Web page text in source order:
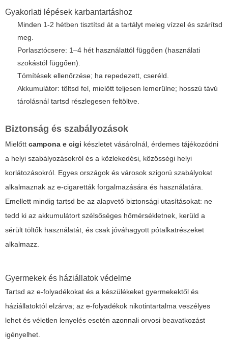
Gyakorlati lépések karbantartáshoz
Minden 1-2 hétben tisztítsd át a tartályt meleg vízzel és szárítsd
meg.
Porlasztócsere: 1–4 hét használattól függően (használati
szokástól függően).
Tömítések ellenőrzése; ha repedezett, cseréld.
Akkumulátor: töltsd fel, mielőtt teljesen lemerülne; hosszú távú
tárolásnál tartsd részlegesen feltöltve.
Biztonság és szabályozások
Mielőtt campona e cigi készletet vásárolnál, érdemes tájékozódni
a helyi szabályozásokról és a közlekedési, közösségi helyi
korlátozásokról. Egyes országok és városok szigorú szabályokat
alkalmaznak az e-cigaretták forgalmazására és használatára.
Emellett mindig tartsd be az alapvető biztonsági utasításokat: ne
tedd ki az akkumulátort szélsőséges hőmérsékletnek, kerüld a
sérült töltők használatát, és csak jóváhagyott pótalkatrészeket
alkalmazz.
Gyermekek és háziállatok védelme
Tartsd az e-folyadékokat és a készülékeket gyermekektől és
háziállatoktól elzárva; az e-folyadékok nikotintartalma veszélyes
lehet és véletlen lenyelés esetén azonnali orvosi beavatkozást
igényelhet.